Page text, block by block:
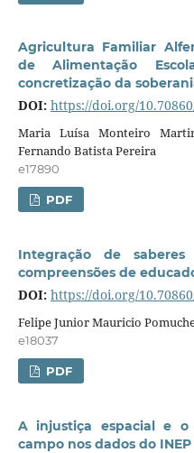
Agricultura Familiar
de Alimentação
concretização da
DOI: https://doi.org/
Maria Luísa Monteiro
Fernando Batista Pereira
e17890
PDF
Integração de
compreensões de
DOI: https://doi.org/
Felipe Junior Mauricio
e18037
PDF
A injustiça espacial e o
campo nos dados do INEP